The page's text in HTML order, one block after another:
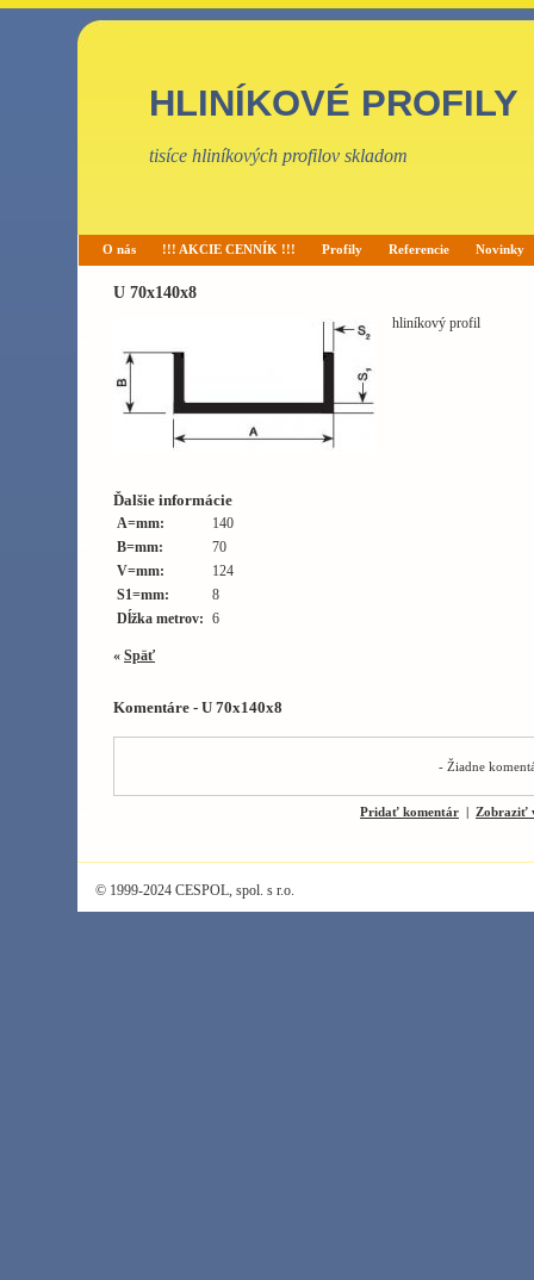
HLINÍKOVÉ PROFILY
tisíce hliníkových profilov skladom
O nás !!! AKCIE CENNÍK !!! Profily Referencie Novinky
U 70x140x8
hliníkový profil
Ďalšie informácie
A=mm:
140
B=mm:
70
V=mm:
124
S1=mm:
8
Dĺžka metrov: 6
« Späť
Komentáre - U 70x140x8
- Žiadne
Pridať komentár | Zobraziť
© 1999-2024 CESPOL, spol. s r.o.